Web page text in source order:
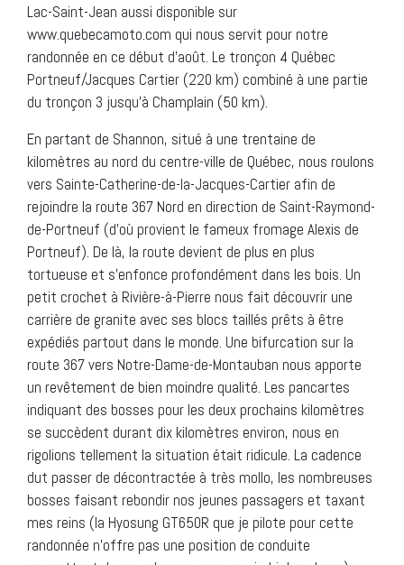
Lac-Saint-Jean aussi disponible sur
www.quebecamoto.com qui nous servit pour notre
randonnée en ce début d’août. Le tronçon 4 Québec
Portneuf/Jacques Cartier (220 km) combiné à une partie
du tronçon 3 jusqu’à Champlain (50 km).
En partant de Shannon, situé à une trentaine de
kilomètres au nord du centre-ville de Québec, nous roulons
vers Sainte-Catherine-de-la-Jacques-Cartier afin de
rejoindre la route 367 Nord en direction de Saint-Raymond-
de-Portneuf (d’où provient le fameux fromage Alexis de
Portneuf). De là, la route devient de plus en plus
tortueuse et s’enfonce profondément dans les bois. Un
petit crochet à Rivière-à-Pierre nous fait découvrir une
carrière de granite avec ses blocs taillés prêts à être
expédiés partout dans le monde. Une bifurcation sur la
route 367 vers Notre-Dame-de-Montauban nous apporte
un revêtement de bien moindre qualité. Les pancartes
indiquant des bosses pour les deux prochains kilomètres
se succèdent durant dix kilomètres environ, nous en
rigolions tellement la situation était ridicule. La cadence
dut passer de décontractée à très mollo, les nombreuses
bosses faisant rebondir nos jeunes passagers et taxant
mes reins (la Hyosung GT650R que je pilote pour cette
randonnée n’offre pas une position de conduite